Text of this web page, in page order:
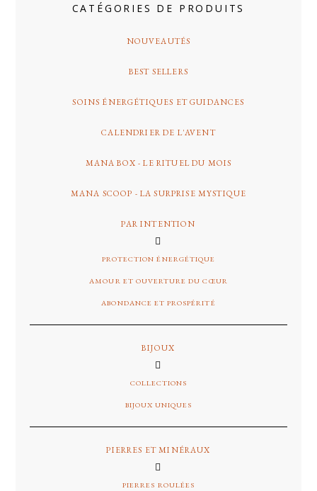
CATÉGORIES DE PRODUITS
NOUVEAUTÉS
BEST SELLERS
SOINS ÉNERGÉTIQUES ET GUIDANCES
CALENDRIER DE L'AVENT
MANA BOX - LE RITUEL DU MOIS
MANA SCOOP - LA SURPRISE MYSTIQUE
PAR INTENTION
PROTECTION ÉNERGÉTIQUE
AMOUR ET OUVERTURE DU CŒUR
ABONDANCE ET PROSPÉRITÉ
BIJOUX
COLLECTIONS
BIJOUX UNIQUES
PIERRES ET MINÉRAUX
PIERRES ROULÉES